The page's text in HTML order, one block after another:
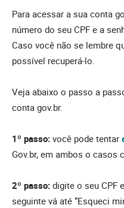
Para acessar a sua conta
número do seu CPF e a
Caso você não se lembre
possível recuperá-lo.
Veja abaixo o passo a
conta gov.br.
1º passo: você pode tentar
Gov.br, em ambos o casos
2º passo: digite o seu CPF
seguinte vá até “Esqueci